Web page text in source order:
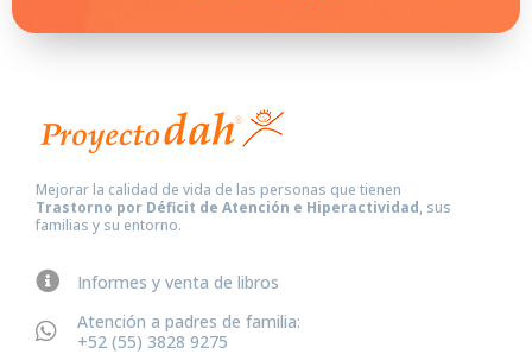
Mejorar la calidad de vida de las personas que tienen
Trastorno por Déficit de Atención e Hiperactividad, sus
familias y su entorno.
Informes y venta de libros
Atención a padres de familia:
+52 (55) 3828 9275